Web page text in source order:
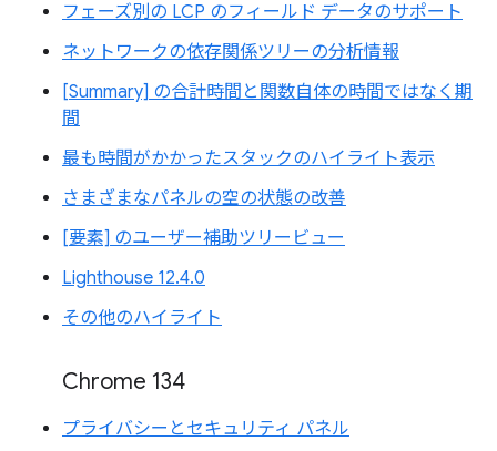
フェーズ別の LCP のフィールド データのサポート
ネットワークの依存関係ツリーの分析情報
[Summary] の合計時間と関数自体の時間ではなく期
間
最も時間がかかったスタックのハイライト表示
さまざまなパネルの空の状態の改善
[要素] のユーザー補助ツリービュー
Lighthouse 12.4.0
その他のハイライト
Chrome 134
プライバシーとセキュリティ パネル